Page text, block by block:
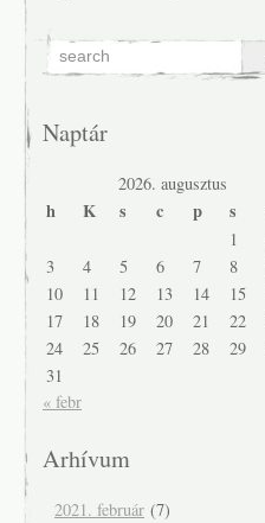
Naptár
2026. augusztus
h K s c p s
1
3
4 5 6 7 8
10
11 12 13 14 15
17
18 19 20 21 22
24
25 26 27 28 29
31
« febr
Arhívum
2021. február (7)